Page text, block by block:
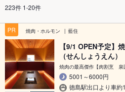
223件 1-20件
PR 焼肉・ホルモン 藍住
【9/1 OPEN予定
（せんしょうえん）
焼肉の最高傑作【肉割烹 泉
5001～6000円
徳島駅出口より車